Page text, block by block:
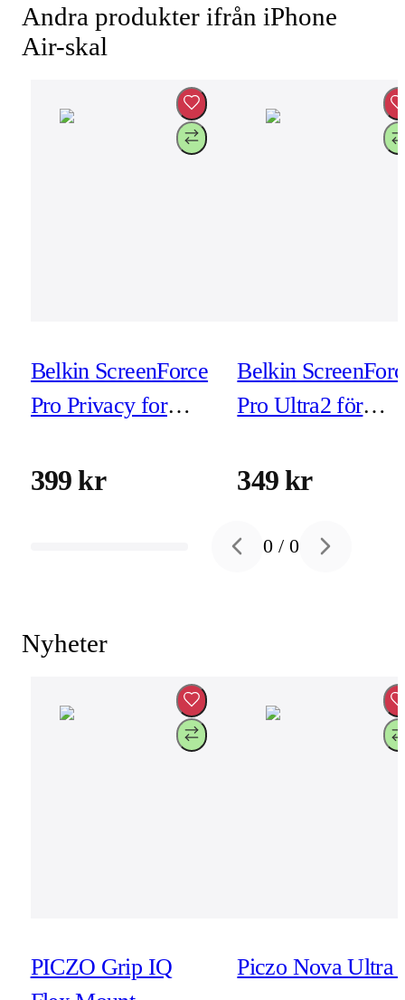
Andra produkter ifrån iPhone
Air-skal
Belkin ScreenForce
Pro Privacy for
montering)
399 kr
Belkin
Pro Ultra2 för
montering)
349 kr
Previous slide
0 /0 Next slide
Nyheter
PICZO Grip IQ
Piczo Nova Ultra